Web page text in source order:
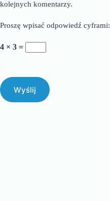
kolejnych komentarzy.
Proszę wpisać odpowiedź cyframi:
4 × 3 =
Wyślij